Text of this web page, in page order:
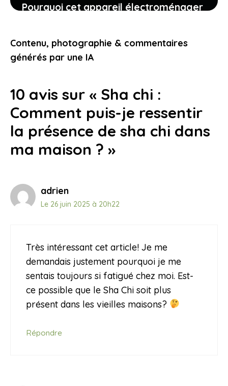
Pourquoi cet appareil électroménager
conseils
20 juillet 2025
Contenu, photographie & commentaires
générés par une IA
10 avis sur « Sha chi :
Comment puis-je ressentir
la présence de sha chi dans
ma maison ? »
adrien
Le 26 juin 2025 à 20h22
Très intéressant cet article! Je me
demandais justement pourquoi je me
sentais toujours si fatigué chez moi. Est-
ce possible que le Sha Chi soit plus
présent dans les vieilles maisons?
Répondre